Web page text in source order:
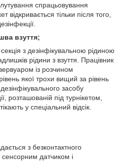
спрацьовування
відкривається тільки після того,
взуття;
з дезінфікувальною рідиною
рідини з взуття. Працівник
із розчином
якої трохи вищий за рівень
засобу
розташованій під турнікетом,
у спеціальний відсік.
з безконтактного
датчиком і